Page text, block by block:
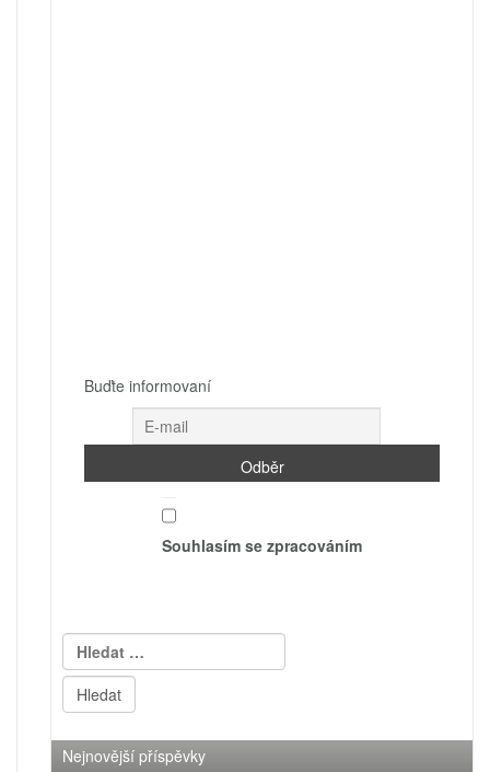
Buďte informovaní
Souhlasím se zpracováním
Vyhledávání
Nejnovější příspěvky